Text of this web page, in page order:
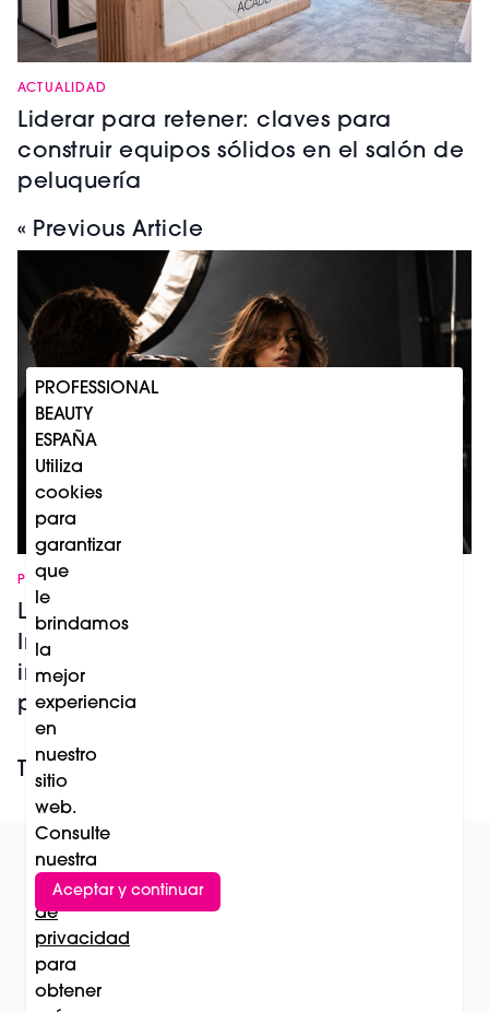
ACTUALIDAD
Liderar para retener: claves para
construir equipos sólidos en el salón de
peluquería
« Previous Article
PREMIOS NOTICIAS
Los premios Professional Beauty Salon
International Barcelona 2027
incorporan nuevas categorías en
peluquería
Tendencia
Suscríbete al newsletter
PROFESSIONAL
BEAUTY
ESPAÑA
Utiliza
cookies
para
garantizar
que
le
brindamos
la
mejor
experiencia
en
nuestro
sitio
web.
Consulte
nuestra
Política
de
privacidad
para
obtener
Aceptar y continuar